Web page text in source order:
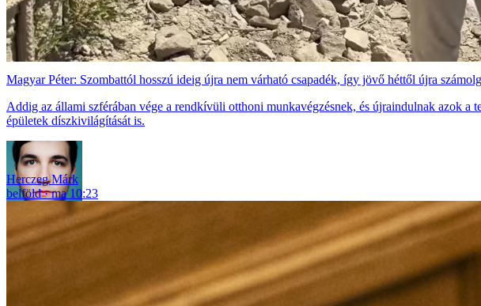
Magyar Péter: Szombattól hosszú ideig újra nem várható csapadék, így jövő héttől újra
Addig az állami szférában vége a rendkívüli otthoni munkavégzésnek, és újraindulnak azok
épületek díszkivilágítását is.
Herczeg Márk
belföld
ma 10:23